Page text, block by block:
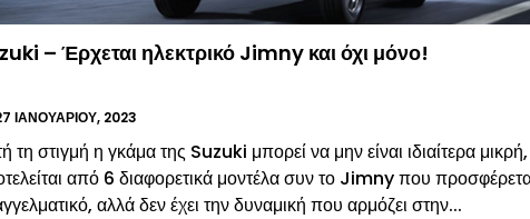
– Έρχεται ηλεκτρικό Jimny και όχι μόνο!
ΙΑΝΟΥΑΡΊΟΥ, 2023
τη στιγμή η γκάμα της Suzuki μπορεί να μην είναι ιδιαίτερα
από 6 διαφορετικά μοντέλα συν το Jimny που
αλλά δεν έχει την δυναμική που αρμόζει στην...